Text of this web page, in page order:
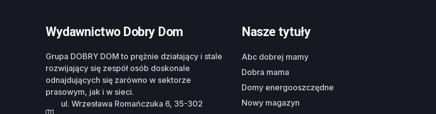
Wydawnictwo Dobry Dom
Grupa DOBRY DOM to prężnie działający i stale
rozwijający się zespół osób doskonale
odnajdujących się zarówno w sektorze
prasowym, jak i w sieci.
ul. Wrzesława Romańczuka 6, 35-302
Nasze tytuły
abc dobrej mamy
dobra mama
domy energooszczędne
nowy magazyn